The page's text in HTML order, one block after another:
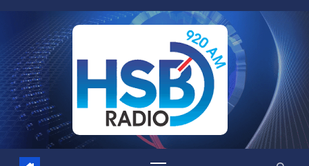
contenido